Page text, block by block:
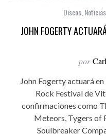
Discos, Noticias
JOHN FOGERTY
por
John Fogerty actuará
Rock Festival de
confirmaciones como
Meteors, Tygers of
Soulbreaker